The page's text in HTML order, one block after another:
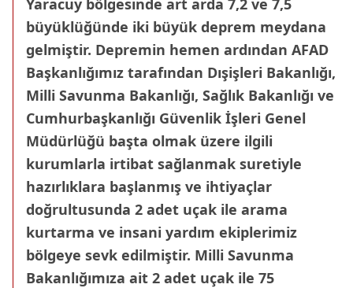
Yaracuy bölgesinde art arda 7,2 ve 7,5
büyüklüğünde iki büyük deprem meydana
gelmiştir. Depremin hemen ardından AFAD
Başkanlığımız tarafından Dışişleri Bakanlığı,
Milli Savunma Bakanlığı, Sağlık Bakanlığı ve
Cumhurbaşkanlığı Güvenlik İşleri Genel
Müdürlüğü başta olmak üzere ilgili
kurumlarla irtibat sağlanmak suretiyle
hazırlıklara başlanmış ve ihtiyaçlar
doğrultusunda 2 adet uçak ile arama
kurtarma ve insani yardım ekiplerimiz
bölgeye sevk edilmiştir. Milli Savunma
Bakanlığımıza ait 2 adet uçak ile 75